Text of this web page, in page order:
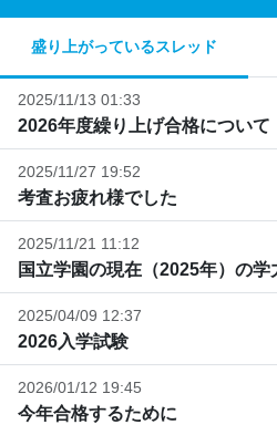
盛り上がっているスレッド
2025/11/13 01:33
2026年度繰り上げ合格について
2025/11/27 19:52
考査お疲れ様でした
2025/11/21 11:12
国立学園の現在（2025年）の学
2025/04/09 12:37
2026入学試験
2026/01/12 19:45
今年合格するために